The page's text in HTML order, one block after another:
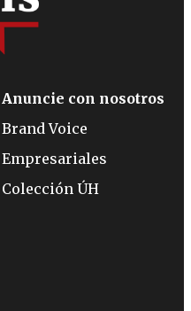
Anuncie con nosotros
Brand Voice
Empresariales
Colección ÚH